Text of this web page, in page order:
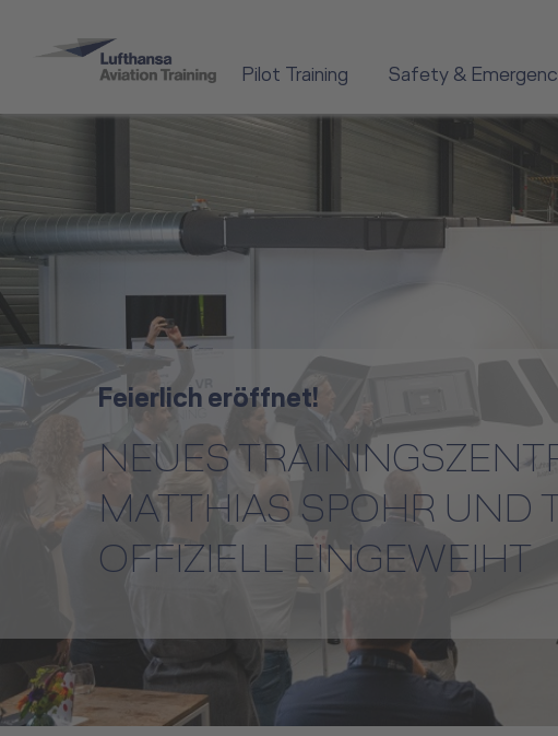
Pilot Training Safety &
Feierlich eröffnet!
NEUES
MATTHIAS SPOHR UND
OFFIZIELL EINGEWEIHT